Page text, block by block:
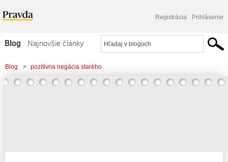
Registrácia Prihlásenie
Blog
Najnovšie články
Najčítanejšie články
Najkomentovanejšie články
Blog > pozitívna negácia starého
> Západu preskočilo, útočiť na civilnú infraštruktúru znamená jeho úpadok